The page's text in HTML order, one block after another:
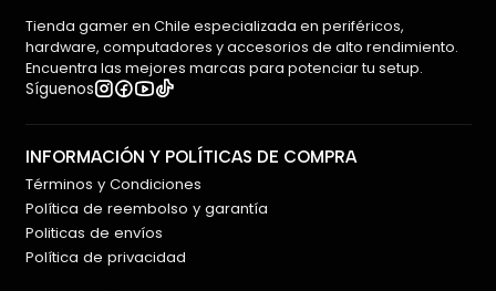
Tienda gamer en Chile especializada en periféricos,
hardware, computadores y accesorios de alto rendimiento.
Encuentra las mejores marcas para potenciar tu setup.
Síguenos
INFORMACIÓN Y POLÍTICAS DE COMPRA
Términos y Condiciones
Política de reembolso y garantía
Politicas de envíos
Política de privacidad